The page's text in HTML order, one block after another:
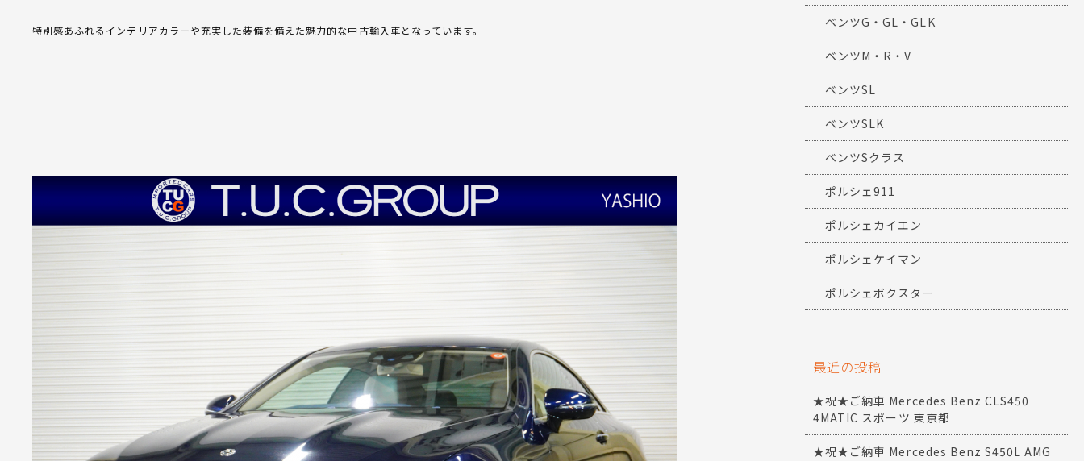
特別感あふれるインテリアカラーや充実した装備を備えた魅力的な中古輸入車となっています。
ベンツG・GL・GLK
ベンツM・R・V
ベンツSL
ベンツSLK
ベンツSクラス
ポルシェ911
ポルシェカイエン
ポルシェケイマン
ポルシェボクスター
最近の投稿
★祝★ご納車 Mercedes Benz CLS450
4MATIC スポーツ 東京都
★祝★ご納車 Mercedes Benz S450L AMG